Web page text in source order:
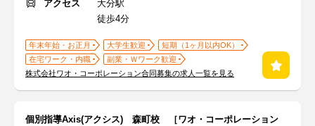
アクセス
大分駅
徒歩4分
年末年始・お正月 大学生歓迎
短期（1ヶ月以内OK）
在宅ワーク・内職
副業・Ｗワーク歓迎
株式会社ワオ・コーポレーション合同募集の求人一覧を見る
個別指導Axis(アクシス) 森町校 ［ワオ・コーポレーション